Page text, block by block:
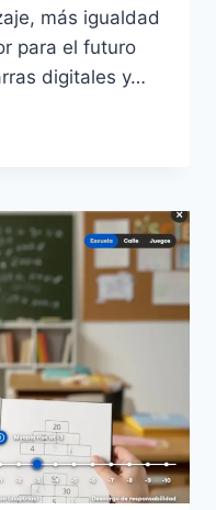
más igualdad
para el futuro
digitales y…